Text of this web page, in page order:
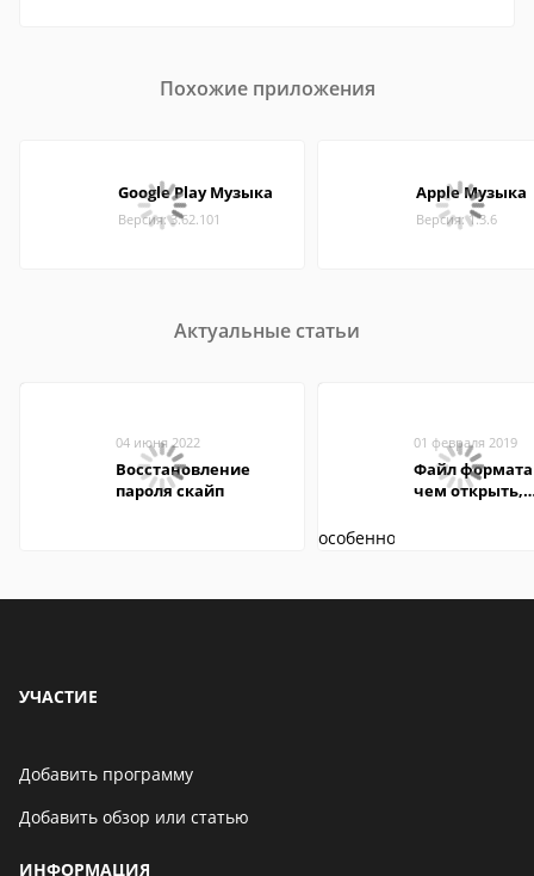
Похожие приложения
Google Play Музыка
Версия: 3.62.101
Apple Музыка
Версия: 1.3.6
Актуальные статьи
04 июня 2022
Восстановление
пароля скайп
01 февраля 2019
Файл формата
чем открыть,
УЧАСТИЕ
Добавить программу
Добавить обзор или статью
ИНФОРМАЦИЯ